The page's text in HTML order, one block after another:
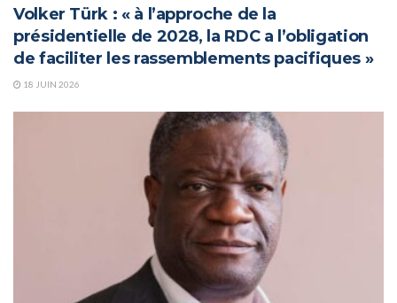
Volker Türk : « à l’approche de la
présidentielle de 2028, la RDC a l’obligation
de faciliter les rassemblements pacifiques »
18 JUIN 2026